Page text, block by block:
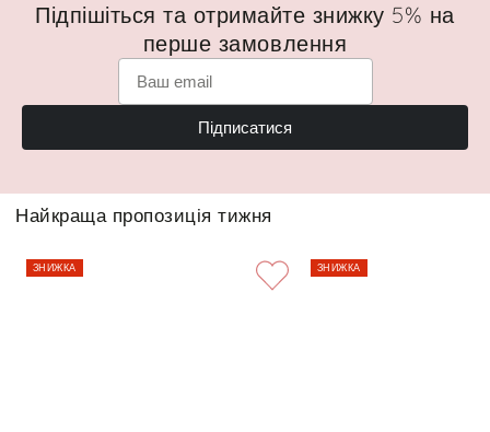
Підпішіться та отримайте знижку 5% на
перше замовлення
Підписатися
Найкраща пропозиція тижня
ЗНИЖКА ЗНИЖКА